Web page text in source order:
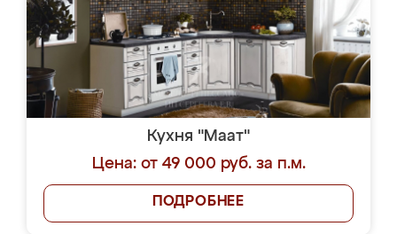
Кухня "Маат"
Цена: от 49 000 руб. за п.м.
ПОДРОБНЕЕ